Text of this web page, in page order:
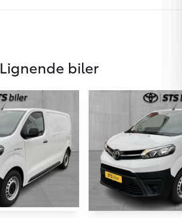
Lignende biler